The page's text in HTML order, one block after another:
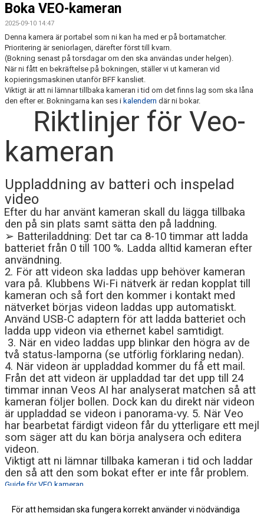
Boka VEO-kameran
2025-09-10 14:47
Denna kamera är portabel som ni kan ha med er på bortamatcher.
Prioritering är seniorlagen, därefter först till kvarn.
(Bokning senast på torsdagar om den ska användas under helgen).
När ni fått en bekräftelse på bokningen, ställer vi ut kameran vid
kopieringsmaskinen utanför BFF kansliet.
Viktigt är att ni lämnar tillbaka kameran i tid om det finns lag som ska låna
den efter er. Bokningarna kan ses i kalendern där ni bokar.
Riktlinjer för Veo-
kameran
Uppladdning av batteri och inspelad
video
Efter du har använt kameran skall du lägga tillbaka
den på sin plats samt sätta den på laddning.
➢ Batteriladdning: Det tar ca 8-10 timmar att ladda
batteriet från 0 till 100 %. Ladda alltid kameran efter
användning.
2. För att videon ska laddas upp behöver kameran
vara på. Klubbens Wi-Fi nätverk är redan kopplat till
kameran och så fort den kommer i kontakt med
nätverket börjas videon laddas upp automatiskt.
Använd USB-C adaptern för att ladda batteriet och
ladda upp videon via ethernet kabel samtidigt.
3. När en video laddas upp blinkar den högra av de
två status-lamporna (se utförlig förklaring nedan).
4. När videon är uppladdad kommer du få ett mail.
Från det att videon är uppladdad tar det upp till 24
timmar innan Veos AI har analyserat matchen så att
kameran följer bollen. Dock kan du direkt när videon
är uppladdad se videon i panorama-vy. 5. När Veo
har bearbetat färdigt videon får du ytterligare ett mejl
som säger att du kan börja analysera och editera
videon.
Viktigt att ni lämnar tillbaka kameran i tid och laddar
den så att den som bokat efter er inte får problem.
Guide för VEO kameran
finns här:https://www.svenskfotboll.se/serier-cuper/min-
För att hemsidan ska fungera korrekt använder vi nödvändiga